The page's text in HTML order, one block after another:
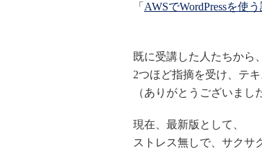
「 AWSでWordPressを使
既に受講した人たちから、
2つほど指摘を受け、テ
（ありがとうございまし
現在、最新版として、
ストレス無しで、サクサ